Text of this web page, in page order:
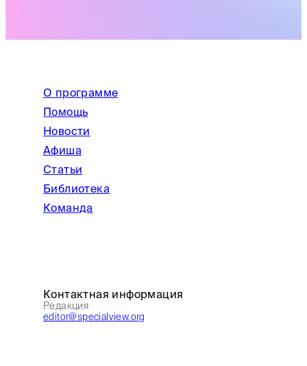
О программе
Помощь
Новости
Афиша
Статьи
Библиотека
Команда
Контактная информация
Редакция
editor@specialview.org